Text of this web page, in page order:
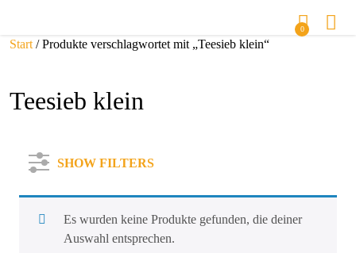
0
Start / Produkte verschlagwortet mit „Teesieb klein“
Teesieb klein
SHOW FILTERS
Es wurden keine Produkte gefunden, die deiner
Auswahl entsprechen.